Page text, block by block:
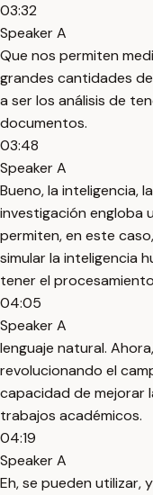
03:32
Speaker A
Que nos permiten
grandes cantidades
a ser los análisis de
documentos.
03:48
Speaker A
Bueno, la inteligencia,
investigación engloba
permiten, en este
simular la inteligencia
tener el
04:05
Speaker A
lenguaje natural.
revolucionando el
capacidad de mejorar
trabajos académicos.
04:19
Speaker A
Eh, se pueden utilizar,